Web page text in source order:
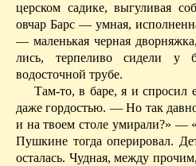
церском садике, выгуливая
овчар Барс — ум­ная,
— маленькая черная
лись, терпеливо сиде­ли у
водосточной тру­бе.
Там-то, в баре, я и спросил
даже гор­достью. — Но так
и на тво­ем столе умирали?»
Пушкине тогда опе­ри­ровал.
осталась. Чуд­ная, между